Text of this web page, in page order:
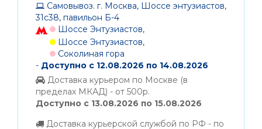
Самовывоз. г. Москва, Шоссе энтузиастов,
31с38, павильон Б-4
Шоссе Энтузиастов,
Шоссе Энтузиастов,
Соколиная гора
- Доступно с 12.08.2026 по 14.08.2026
Доставка курьером по Москве (в
пределах МКАД) - от 500р.
Доступно с 13.08.2026 по 15.08.2026
Доставка курьерской службой по РФ - по